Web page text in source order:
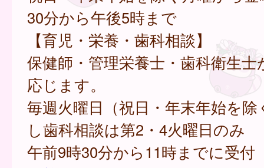
30分から午後5時まで
【育児・栄養・歯科相談】
保健師・管理栄養士・歯科衛生士
応じます。
毎週火曜日（祝日・年末年始を
し歯科相談は第2・4火曜日のみ
午前9時30分から11時までに受付